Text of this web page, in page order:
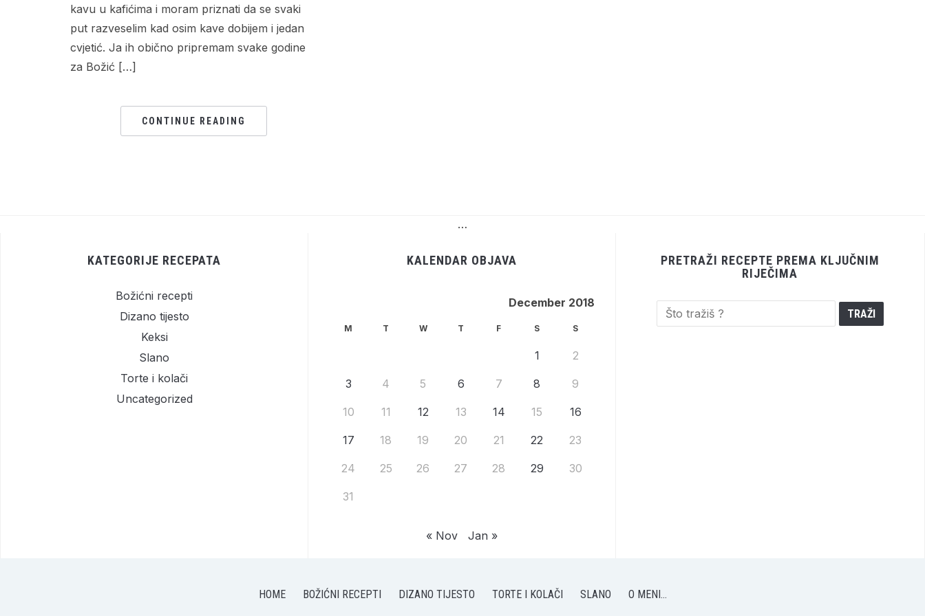
kavu u kafićima i moram priznati da se svaki
put razveselim kad osim kave dobijem i jedan
cvjetić. Ja ih obično pripremam svake godine
za Božić […]
CONTINUE READING
…
KATEGORIJE RECEPATA
Božićni recepti
Dizano tijesto
Keksi
Slano
Torte i kolači
Uncategorized
KALENDAR OBJAVA
December 2018
M T W T F S S
1 2
3 4 5 6 7 8 9
10 11 12 13 14 15 16
17 18 19 20 21 22 23
24 25 26 27 28 29 30
31
« Nov Jan »
PRETRAŽI RECEPTE PREMA KLJUČNIM
RIJEČIMA
HOME BOŽIĆNI RECEPTI DIZANO TIJESTO TORTE I KOLAČI SLANO O MENI…